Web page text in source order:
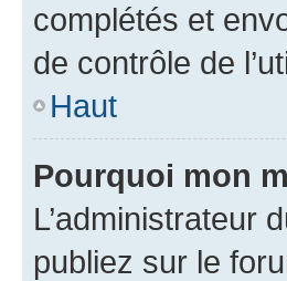
complétés et
de contrôle de
Haut
Pourquoi mon
L’administrateur
publiez sur le